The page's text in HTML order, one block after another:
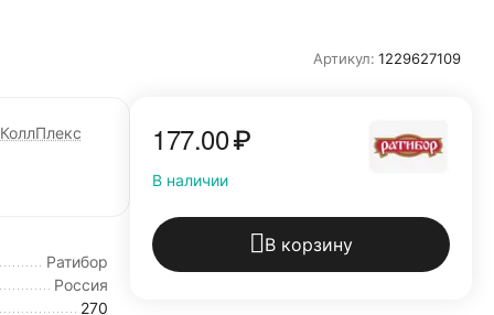
Артикул: 1229627109
КоллПлекс
Ратибор
Россия
270
177.00₽
В наличии
В корзину